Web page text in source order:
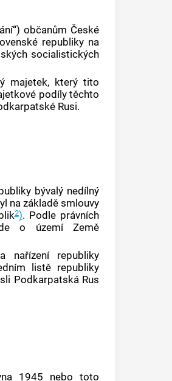
občanům České
republiky na
socialistických
majetek, který tito
podíly těchto
Rusi.
bývalý nedílný
na základě smlouvy
2). Podle právních
o území Země
nařízení republiky
listě republiky
Podkarpatská Rus
1945 nebo toto